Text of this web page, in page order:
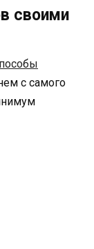
своими
с самого